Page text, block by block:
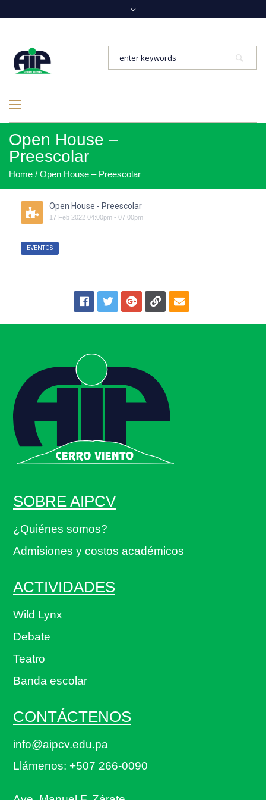
Open House –
Preescolar
Home / Open House – Preescolar
Open House - Preescolar
17 Feb 2022 04:00pm - 07:00pm
EVENTOS
SOBRE AIPCV
¿Quiénes somos?
Admisiones y costos académicos
ACTIVIDADES
Wild Lynx
Debate
Teatro
Banda escolar
CONTÁCTENOS
info@aipcv.edu.pa
Llámenos: +507 266-0090